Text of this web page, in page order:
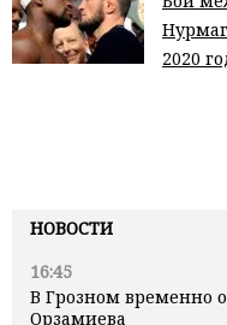
НОВОСТИ
16:45
В Грозном временно
Орзамиева
2020